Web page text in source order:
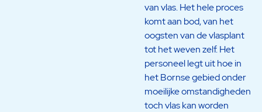
van vlas. Het hele proces
komt aan bod, van het
oogsten van de vlasplant
tot het weven zelf. Het
personeel legt uit hoe in
het Bornse gebied onder
moeilijke omstandigheden
toch vlas kan worden